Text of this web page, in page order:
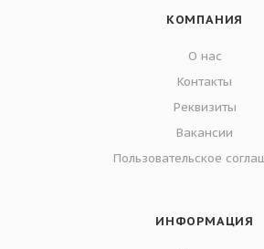
КОМПАНИЯ
О нас
Контакты
Реквизиты
Вакансии
Пользовательское
ИНФОРМАЦИЯ